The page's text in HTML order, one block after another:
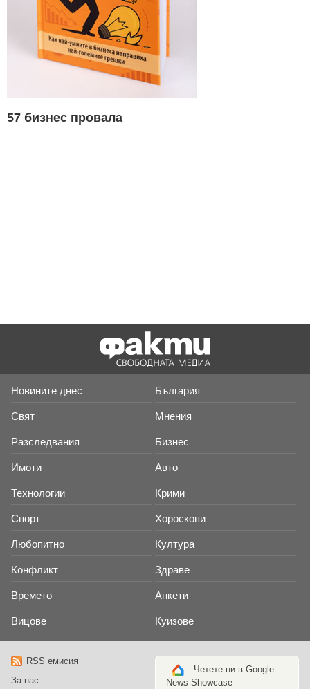
57 бизнес провала
Новините днес България
Свят Мнения
Разследвания Бизнес
Имоти Авто
Технологии Крими
Спорт Хороскопи
Любопитно Култура
Конфликт Здраве
Времето Анкети
Вицове Куизове
RSS емисия
За нас
Четете ни в Google
News Showcase